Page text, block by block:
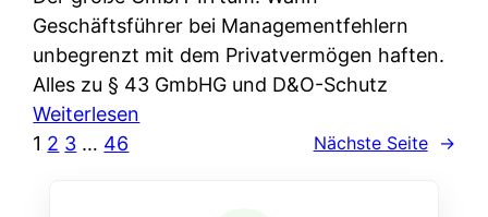
e
t
c
h
e
n
ä
u
Geschäftsführer bei Managementfehlern
unbegrenzt mit dem Privatvermögen haften.
Alles zu § 43 GmbHG und D&O-Schutz
Weiterlesen
1 2 3 … 46 Nächste Seite →